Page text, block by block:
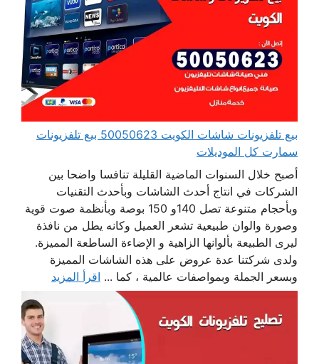
بيع تلفزيونات شاشات الكويت 50050623 بيع تلفزيونات
سمارت كل الموديلات
أصبح خلال السنوات الماضية القليلة تنافسا واضحا بين
الشركات في انتاج أحدث الشاشات وبأحدث التقنيات
وبأحجام متنوعة تصل 140و 150 بوصة وبأنظمة صوت قوية
وصورة والوان طبيعية تشعر العميل وكانه يطل من نافذة
ليرى الطبيعة بألوانها الزاهية و الإضاءة الساطعة المميزة.
ولدى شركتنا عدة عروض على هذه الشاشات المميزة
وبسعر الجملة وبمواصفات عالمية ، كما ... اقرأ المزيد